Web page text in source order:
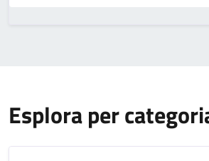
Esplora per